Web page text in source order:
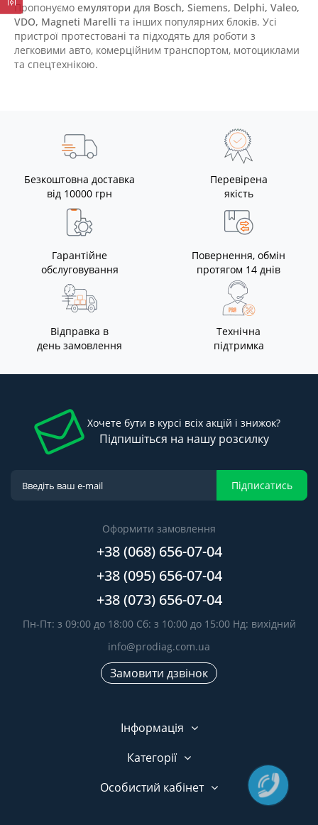
Пропонуємо емулятори для Bosch, Siemens, Delphi, Valeo,
VDO, Magneti Marelli та інших популярних блоків. Усі
пристрої протестовані та підходять для роботи з
легковими авто, комерційним транспортом, мотоциклами
та спецтехнікою.
Безкоштовна доставка
від 10000 грн
Перевірена
якість
Гарантійне
обслуговування
Повернення, обмін
протягом 14 днів
Відправка в
день замовлення
Технічна
підтримка
Хочете бути в курсі всіх акцій і знижок?
Підпишіться на нашу розсилку
Підписатись
Оформити замовлення
+38 (068) 656-07-04
+38 (095) 656-07-04
+38 (073) 656-07-04
Пн-Пт: з 09:00 до 18:00 Сб: з 10:00 до 15:00 Нд: вихідний
info@prodiag.com.ua
Замовити дзвінок
Інформація
Категорії
Особистий кабінет